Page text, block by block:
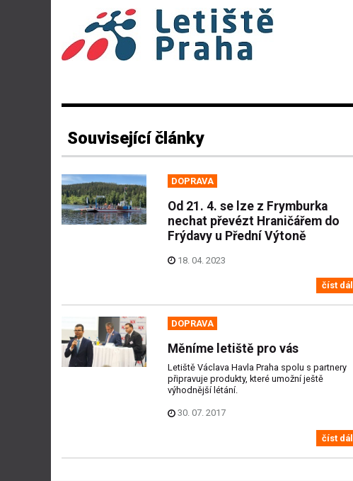
Související články
DOPRAVA
Od 21. 4. se lze z Frymburka
nechat převézt Hraničářem do
Frýdavy u Přední Výtoně
18. 04. 2023
číst dál
DOPRAVA
Měníme letiště pro vás
Letiště Václava Havla Praha spolu s partnery
připravuje produkty, které umožní ještě
výhodnější létání.
30. 07. 2017
číst dál